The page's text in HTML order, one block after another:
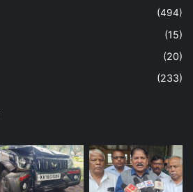
(494)
(15)
(20)
(233)